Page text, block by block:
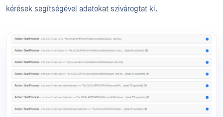
kérések segítségével adatokat szivárogtat ki.